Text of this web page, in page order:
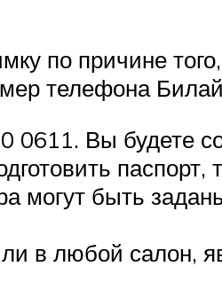
по причине
телефона
0611. Вы будете
паспорт,
могут быть
в любой салон,